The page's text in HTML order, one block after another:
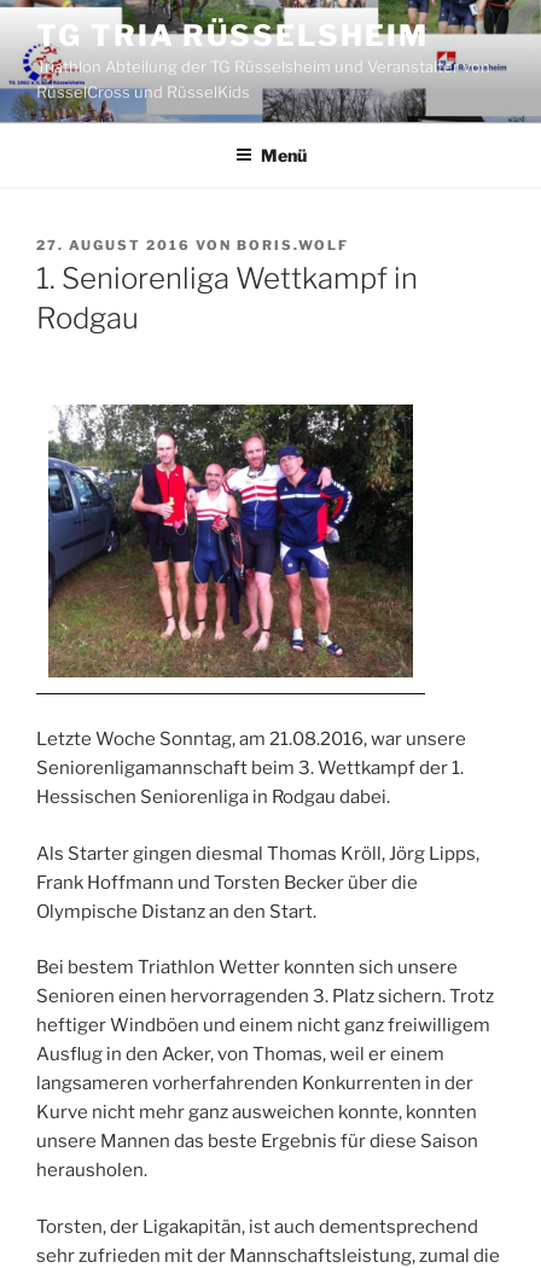
Zum
Inhalt
springen
TG TRIA RÜSSELSHEIM
Triathlon Abteilung der TG Rüsselsheim und Veranstalter von
RüsselCross und RüsselKids
Menü
VERÖFFENTLICHT
AM
27. AUGUST 2016 VON BORIS.WOLF
1. Seniorenliga Wettkampf in
Rodgau
Letzte Woche Sonntag, am 21.08.2016, war unsere
Seniorenligamannschaft beim 3. Wettkampf der 1.
Hessischen Seniorenliga in Rodgau dabei.
Als Starter gingen diesmal Thomas Kröll, Jörg Lipps,
Frank Hoffmann und Torsten Becker über die
Olympische Distanz an den Start.
Bei bestem Triathlon Wetter konnten sich unsere
Senioren einen hervorragenden 3. Platz sichern. Trotz
heftiger Windböen und einem nicht ganz freiwilligem
Ausflug in den Acker, von Thomas, weil er einem
langsameren vorherfahrenden Konkurrenten in der
Kurve nicht mehr ganz ausweichen konnte, konnten
unsere Mannen das beste Ergebnis für diese Saison
herausholen.
Torsten, der Ligakapitän, ist auch dementsprechend
sehr zufrieden mit der Mannschaftsleistung, zumal die